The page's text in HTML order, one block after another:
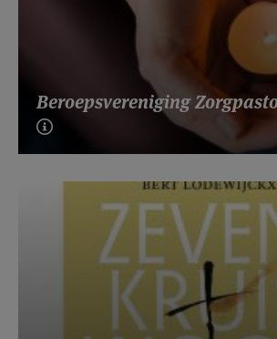
Beroepsvereniging